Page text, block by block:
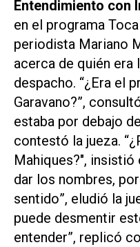
Entendimiento con
en el programa
periodista Mariano
acerca de quién era
despacho. “¿Era el
Garavano?”,
estaba por debajo
contestó la jueza.
Mahiques?", insistió
dar los nombres,
sentido”, eludió la
puede desmentir
entender”, replicó